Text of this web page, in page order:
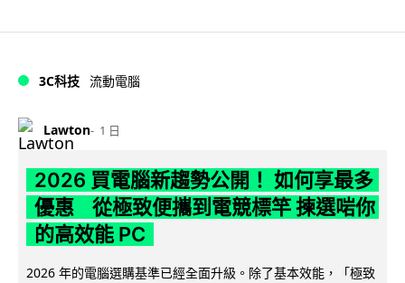
3C科技 流動電腦
Lawton 1 日
2026 買電腦新趨勢公開！ 如何享最多
優惠 從極致便攜到電競標竿 揀選啱你
的高效能 PC
2026 年的電腦選購基準已經全面升級。除了基本效能，「極致